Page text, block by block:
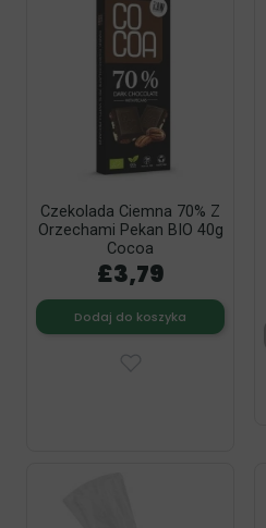
Czekolada Ciemna 70% Z
Orzechami Pekan BIO 40g
Cocoa
£3,79
Dodaj do koszyka